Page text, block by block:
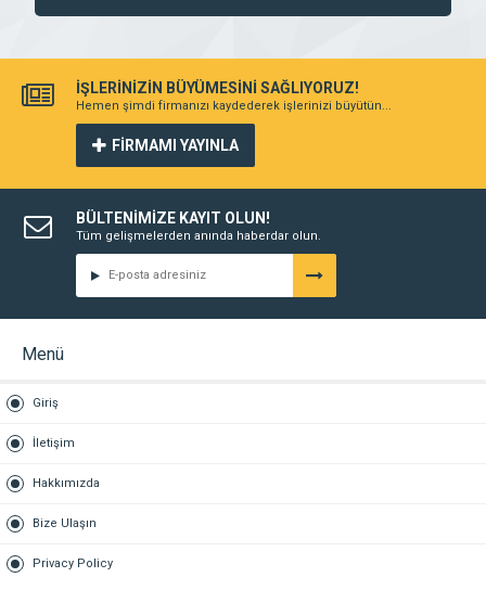
İŞLERİNİZİN BÜYÜMESİNİ SAĞLIYORUZ!
Hemen şimdi firmanızı kaydederek işlerinizi büyütün...
FİRMAMI YAYINLA
BÜLTENİMİZE KAYIT OLUN!
Tüm gelişmelerden anında haberdar olun.
Menü
Giriş
İletişim
Hakkımızda
Bize Ulaşın
Privacy Policy